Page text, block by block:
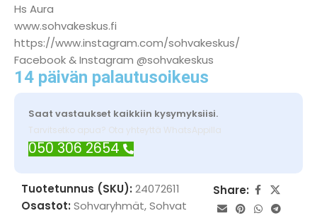
Hs Aura
www.sohvakeskus.fi
https://www.instagram.com/sohvakeskus/
Facebook & Instagram @sohvakeskus
14 päivän palautusoikeus
Saat vastaukset kaikkiin kysymyksiisi.
Tarvitsetko apua? Ota yhteyttä WhatsAppilla
050 306 2654
Tuotetunnus (SKU): 24072611
Osastot: Sohvaryhmät,Sohvat
Share: